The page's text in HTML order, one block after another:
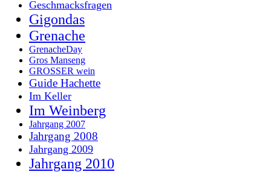
Geschmacksfragen
Gigondas
Grenache
GrenacheDay
Gros Manseng
GROSSER wein
Guide Hachette
Im Keller
Im Weinberg
Jahrgang 2007
Jahrgang 2008
Jahrgang 2009
Jahrgang 2010